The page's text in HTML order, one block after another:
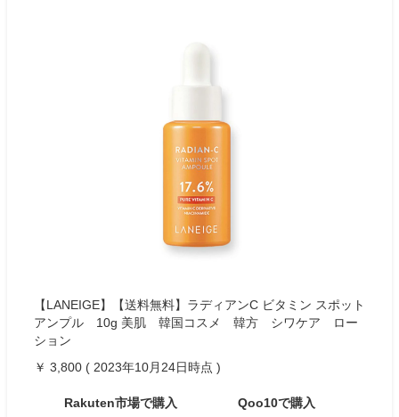
【LANEIGE】【送料無料】ラディアンC ビタミン スポット
アンプル 10g 美肌 韓国コスメ 韓方 シワケア ロー
ション
￥ 3,800 ( 2023年10月24日時点 )
Rakuten市場で購入 Qoo10で購入